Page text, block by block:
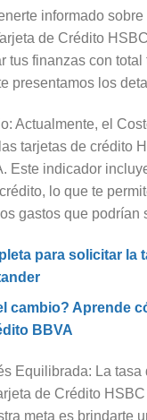
informado
de Crédito
tus finanzas con
presentamos los
Actualmente, el
tarjetas de crédito
Este indicador
lo que te
gastos que podrían
para solicitar la
cambio? Aprende
BBVA
Equilibrada: La tasa
de Crédito HSBC
meta es brindarte